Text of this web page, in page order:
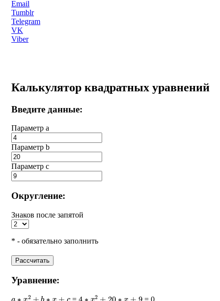
Email
Tumblr
Telegram
VK
Viber
Калькулятор квадратных уравнений
Введите данные:
Параметр a
Параметр b
Параметр с
Округление:
Знаков после запятой
* - обязательно заполнить
Рассчитать
Уравнение:
2 b ∗ 4 2 + 20∗